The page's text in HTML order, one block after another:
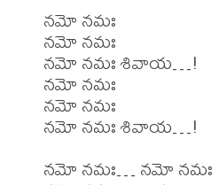
నమో నమః
నమో నమః
నమో నమః శివాయ…!
నమో నమః
నమో నమః
నమో నమః శివాయ…!
నమో నమః… నమో నమః